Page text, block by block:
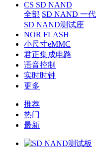
CS SD NAND
全部 SD NAND 一代
SD NAND测试座
NOR FLASH
小尺寸eMMC
君正集成电路
语音控制
实时时钟
更多
推荐
热门
最新